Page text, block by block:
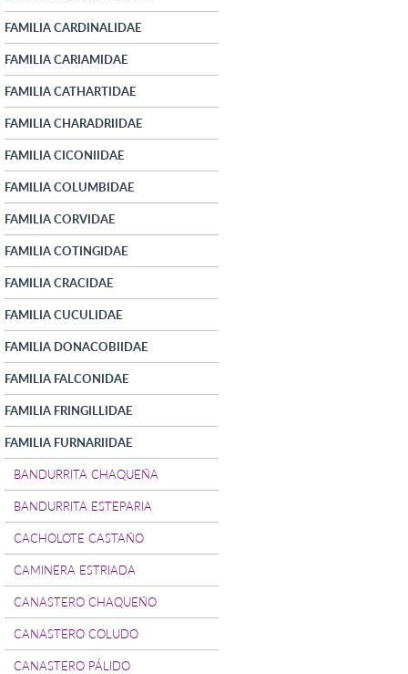
FAMILIA CARDINALIDAE
FAMILIA CARIAMIDAE
FAMILIA CATHARTIDAE
FAMILIA CHARADRIIDAE
FAMILIA CICONIIDAE
FAMILIA COLUMBIDAE
FAMILIA CORVIDAE
FAMILIA COTINGIDAE
FAMILIA CRACIDAE
FAMILIA CUCULIDAE
FAMILIA DONACOBIIDAE
FAMILIA FALCONIDAE
FAMILIA FRINGILLIDAE
FAMILIA FURNARIIDAE
BANDURRITA CHAQUEÑA
BANDURRITA ESTEPARIA
CACHOLOTE CASTAÑO
CAMINERA ESTRIADA
CANASTERO CHAQUEÑO
CANASTERO COLUDO
CANASTERO PÁLIDO